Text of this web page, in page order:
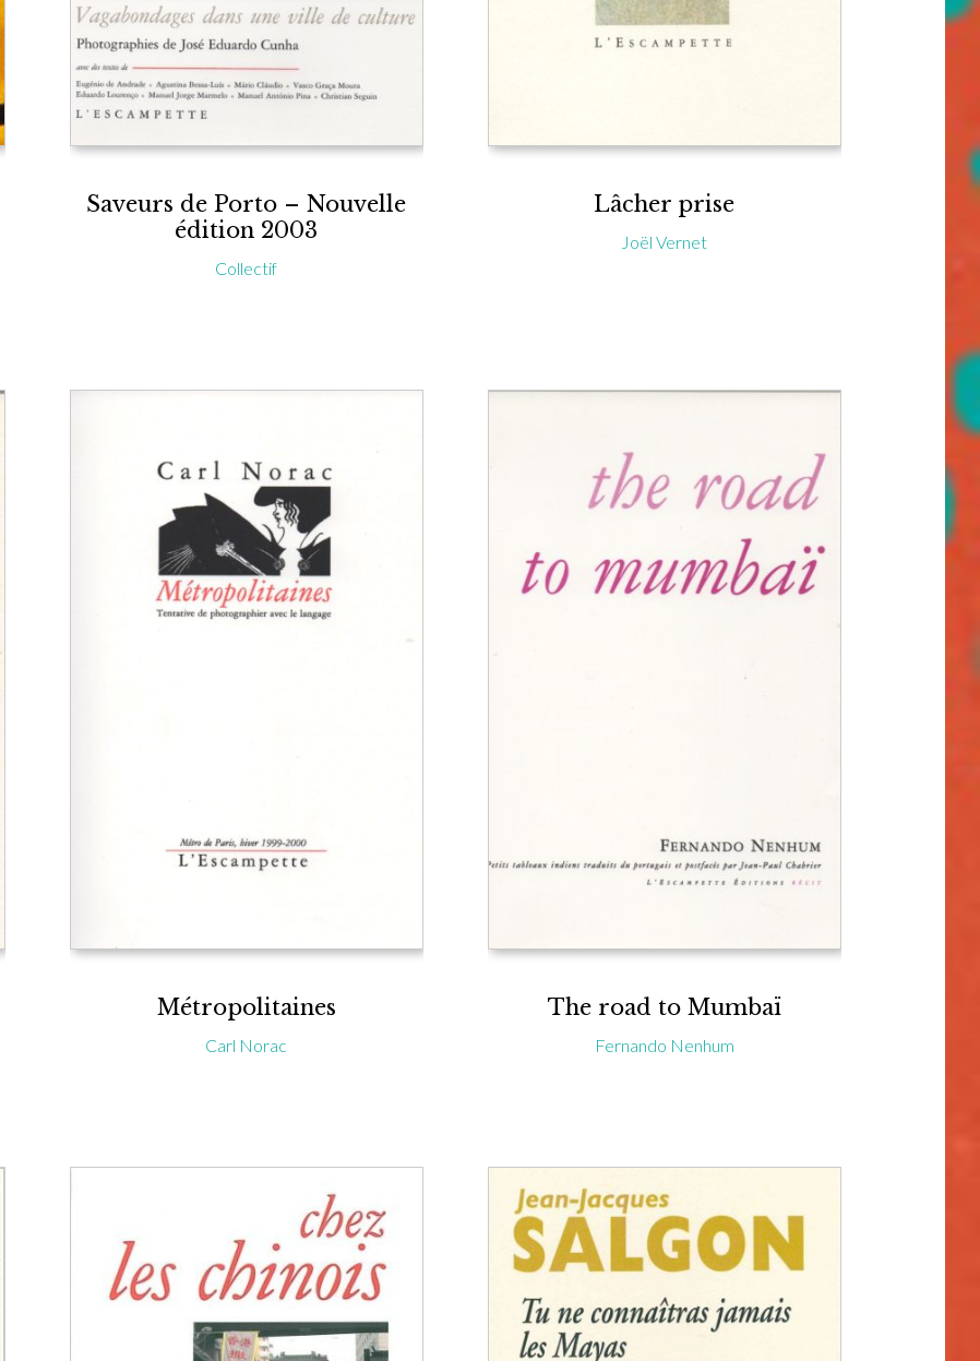
Saveurs de Porto – Nouvelle
édition 2003
Collectif
Lâcher prise
Joël Vernet
Métropolitaines
Carl Norac
The road to Mumbaï
Fernando Nenhum